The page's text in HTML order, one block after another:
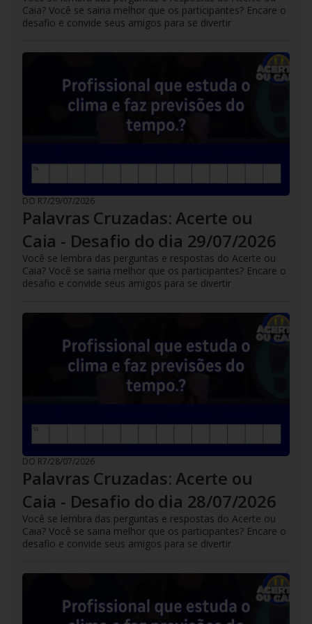
Caia? Você se sairia melhor que os participantes? Encare o
desafio e convide seus amigos para se divertir
DO R7/29/07/2026
Palavras Cruzadas: Acerte ou
Caia - Desafio do dia 29/07/2026
Você se lembra das perguntas e respostas do Acerte ou
Caia? Você se sairia melhor que os participantes? Encare o
desafio e convide seus amigos para se divertir
DO R7/28/07/2026
Palavras Cruzadas: Acerte ou
Caia - Desafio do dia 28/07/2026
Você se lembra das perguntas e respostas do Acerte ou
Caia? Você se sairia melhor que os participantes? Encare o
desafio e convide seus amigos para se divertir